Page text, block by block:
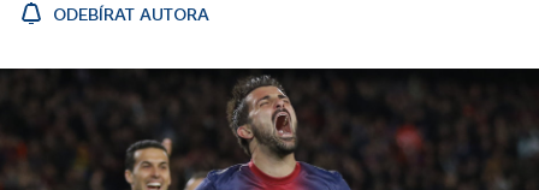
ODEBÍRAT AUTORA